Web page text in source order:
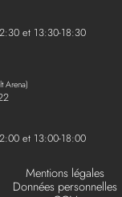
et 13:30-18:30
Arena)
et 13:00-18:00
Mentions légales
Données personnelles